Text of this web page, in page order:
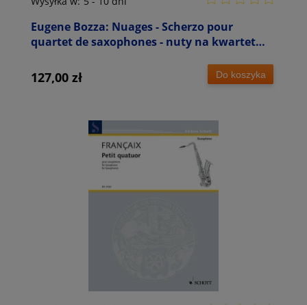
Eugene Bozza: Nuages - Scherzo pour
quartet de saxophones - nuty na kwartet
127,00 zł Do koszyka